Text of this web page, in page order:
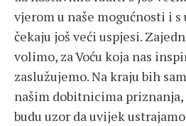
vjerom u naše mogućnosti i s
čekaju još veći uspjesi.
volimo, za Voću koja nas
zaslužujemo. Na kraju bih
našim dobitnicima priznanja,
budu uzor da uvijek